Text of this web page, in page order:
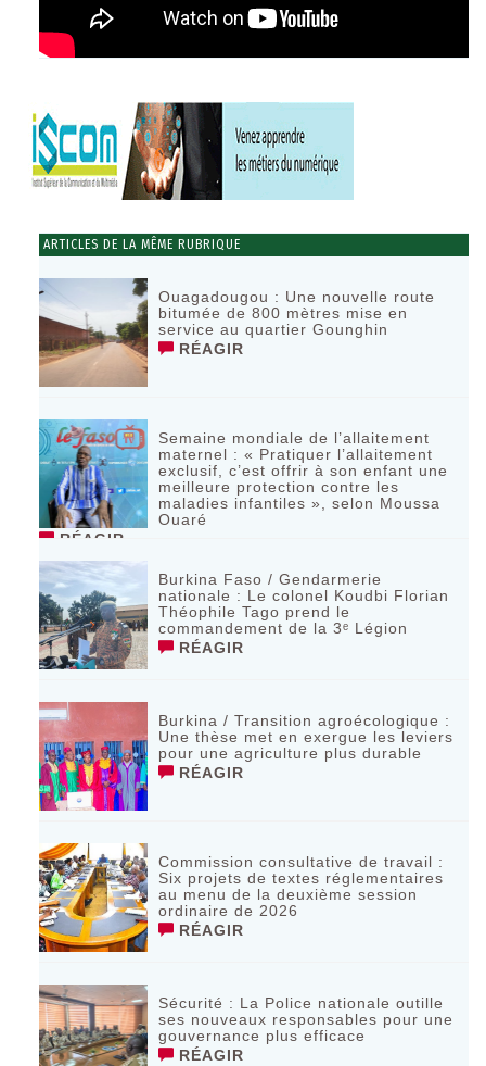
ARTICLES DE LA MÊME RUBRIQUE
Ouagadougou : Une nouvelle route
bitumée de 800 mètres mise en
service au quartier Gounghin
RÉAGIR
Semaine mondiale de l’allaitement
maternel : « Pratiquer l’allaitement
exclusif, c’est offrir à son enfant une
meilleure protection contre les
maladies infantiles », selon Moussa
Ouaré
RÉAGIR
Burkina Faso / Gendarmerie
nationale : Le colonel Koudbi Florian
Théophile Tago prend le
commandement de la 3ᵉ Légion
RÉAGIR
Burkina / Transition agroécologique :
Une thèse met en exergue les leviers
pour une agriculture plus durable
RÉAGIR
Commission consultative de travail :
Six projets de textes réglementaires
au menu de la deuxième session
ordinaire de 2026
RÉAGIR
Sécurité : La Police nationale outille
ses nouveaux responsables pour une
gouvernance plus efficace
RÉAGIR